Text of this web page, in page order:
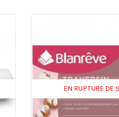
EN RUPTURE DE